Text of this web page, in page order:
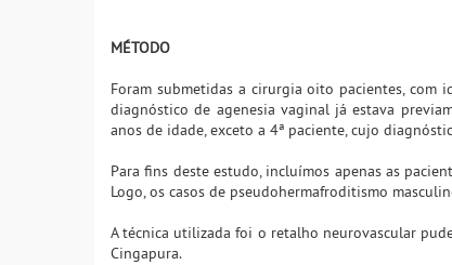
MÉTODO
Foram submetidas a cirurgia oito pacientes, com
diagnóstico de agenesia vaginal já estava
anos de idade, exceto a 4ª paciente, cujo
Para fins deste estudo, incluímos apenas as
Logo, os casos de pseudohermafroditismo
A técnica utilizada foi o retalho neurovascular
Cingapura.